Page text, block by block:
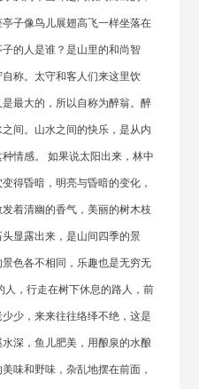
子像鸟儿展翅高飞一样坐落在
的人是谁？是山里的和尚智
称。太守和客人们来这里饮
最大的，所以自称为醉翁。醉
间。山水之间的快乐，是从内
情感。 如果说太阳出来，林中
得昏暗，明亮与昏暗的变化，
着清幽的香气，美丽的树木枝
显露出来，是山间四季的景
色各不相同，乐趣也是无穷无
人，行走在树下休息的路人，前
少，来来往往络绎不绝，这是
深，鱼儿肥美，用酿泉的水酿
味和野味，杂乱地摆在前面，